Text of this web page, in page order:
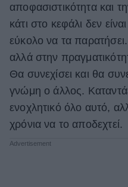
αποφασιστικότητα και
κάτι στο κεφάλι δεν
εύκολο να τα
αλλά στην
Θα συνεχίσει και θα
γνώμη ο άλλος.
ενοχλητικό όλο αυτό,
χρόνια να το αποδεχτεί.